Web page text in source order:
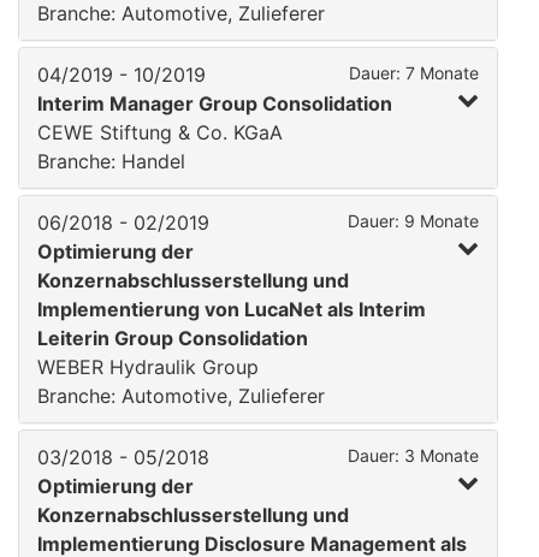
Branche: Automotive, Zulieferer
04/2019 - 10/2019 Dauer: 7 Monate
Interim Manager Group Consolidation
CEWE Stiftung & Co. KGaA
Branche: Handel
06/2018 - 02/2019 Dauer: 9 Monate
Optimierung der
Konzernabschlusserstellung und
Implementierung von LucaNet als Interim
Leiterin Group Consolidation
WEBER Hydraulik Group
Branche: Automotive, Zulieferer
03/2018 - 05/2018 Dauer: 3 Monate
Optimierung der
Konzernabschlusserstellung und
Implementierung Disclosure Management als